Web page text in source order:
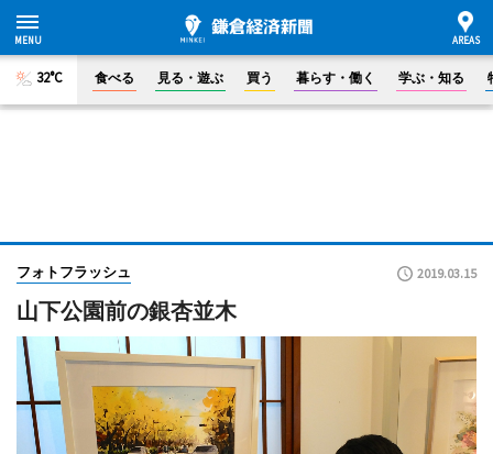
32°C 食べる 見る・遊ぶ 買う 暮らす・働く 学ぶ・知る
フォトフラッシュ 2019.03.15
山下公園前の銀杏並木